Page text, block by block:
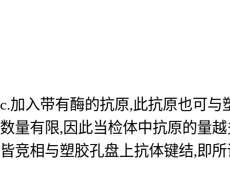
c.加入带有酶的抗原,此抗原也可
数量有限,因此当检体中抗原的量
皆竞相与塑胶孔盘上抗体键结,即